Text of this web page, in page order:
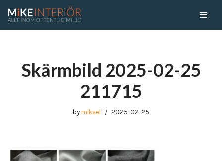
Skärmbild 2025-02-25
211715
by mikael 2025-02-25